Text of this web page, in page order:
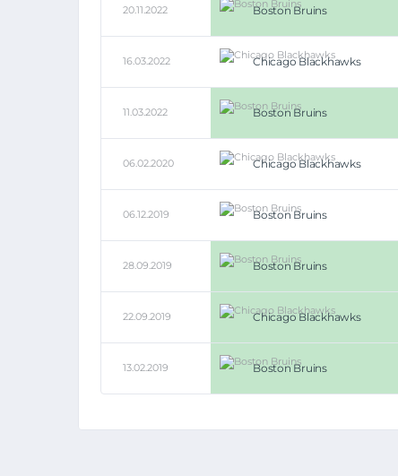
20.11.2022 Boston Bruins
16.03.2022 Chicago Blackhawks
11.03.2022 Boston Bruins
06.02.2020 Chicago Blackhawks
06.12.2019 Boston Bruins
28.09.2019 Boston Bruins
22.09.2019 Chicago Blackhawks
13.02.2019 Boston Bruins